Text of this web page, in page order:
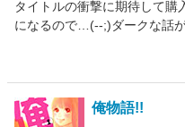
タイトルの衝撃に期待して購
になるので…(--;)ダークな話
俺物語!!